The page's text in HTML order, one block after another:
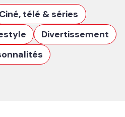
Ciné, télé & séries
Divertissement